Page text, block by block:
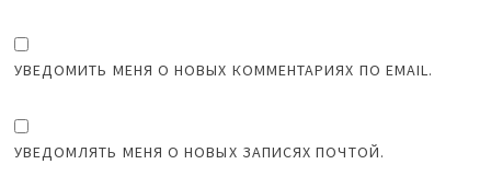
УВЕДОМИТЬ МЕНЯ О НОВЫХ КОММЕНТАРИЯХ ПО EMAIL.
УВЕДОМЛЯТЬ МЕНЯ О НОВЫХ ЗАПИСЯХ ПОЧТОЙ.